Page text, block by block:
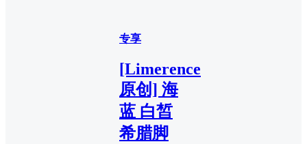
专享
[Limerence
原创] 海
蓝 白皙
希腊脚